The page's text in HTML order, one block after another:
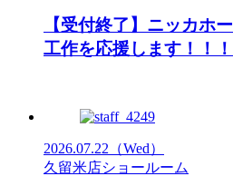
【受付終了】ニッカホ
工作を応援します！！！
2026.07.22 （Wed）
久留米店ショールーム